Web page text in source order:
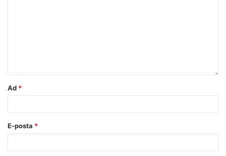
Ad *
E-posta *